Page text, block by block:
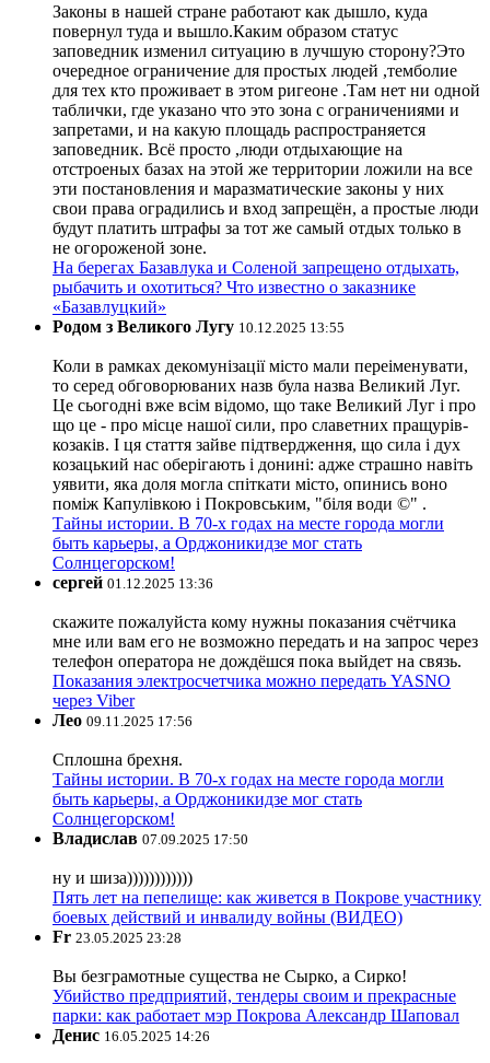
Законы в нашей стране работают как дышло, куда
повернул туда и вышло.Каким образом статус
заповедник изменил ситуацию в лучшую сторону?Это
очередное ограничение для простых людей ,темболие
для тех кто проживает в этом ригеоне .Там нет ни одной
таблички, где указано что это зона с ограничениями и
запретами, и на какую площадь распространяется
заповедник. Всё просто ,люди отдыхающие на
отстроеных базах на этой же территории ложили на все
эти постановления и маразматические законы у них
свои права оградились и вход запрещён, а простые люди
будут платить штрафы за тот же самый отдых только в
не огороженой зоне.
На берегах Базавлука и Соленой запрещено отдыхать,
рыбачить и охотиться? Что известно о заказнике
«Базавлуцкий»
Родом з Великого Лугу 10.12.2025 13:55
Коли в рамках декомунізації місто мали переіменувати,
то серед обговорюваних назв була назва Великий Луг.
Це сьогодні вже всім відомо, що таке Великий Луг і про
що це - про місце нашої сили, про славетних пращурів-
козаків. І ця стаття зайве підтвердження, що сила і дух
козацький нас оберігають і донині: адже страшно навіть
уявити, яка доля могла спіткати місто, опинись воно
поміж Капулівкою і Покровським, "біля води ©" .
Тайны истории. В 70-х годах на месте города могли
быть карьеры, а Орджоникидзе мог стать
Солнцегорском!
сергей 01.12.2025 13:36
скажите пожалуйста кому нужны показания счётчика
мне или вам его не возможно передать и на запрос через
телефон оператора не дождёшся пока выйдет на связь.
Показания электросчетчика можно передать YASNO
через Viber
Лео 09.11.2025 17:56
Сплошна брехня.
Тайны истории. В 70-х годах на месте города могли
быть карьеры, а Орджоникидзе мог стать
Солнцегорском!
Владислав 07.09.2025 17:50
ну и шиза))))))))))))
Пять лет на пепелище: как живется в Покрове участнику
боевых действий и инвалиду войны (ВИДЕО)
Fr 23.05.2025 23:28
Вы безграмотные существа не Сырко, а Сирко!
Убийство предприятий, тендеры своим и прекрасные
парки: как работает мэр Покрова Александр Шаповал
Денис 16.05.2025 14:26